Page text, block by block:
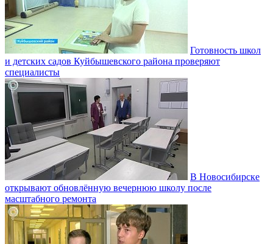
Готовность школ
и детских садов Куйбышевского района проверяют
специалисты
В Новосибирске
открывают обновлённую вечернюю школу после
масштабного ремонта